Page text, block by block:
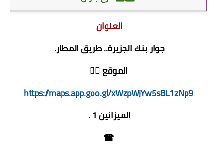
العنوان
جوار بنك الجزيرة.. طريق المطار.
الموقع 👇🏻
https://maps.app.goo.gl/xWzpWjYw5s8L1zNp9
الميزانين 1 .
☎